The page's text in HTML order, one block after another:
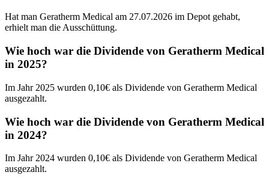
Hat man Geratherm Medical am 27.07.2026 im Depot gehabt,
erhielt man die Ausschüttung.
Wie hoch war die Dividende von Geratherm Medical
in 2025?
Im Jahr 2025 wurden 0,10€ als Dividende von Geratherm Medical
ausgezahlt.
Wie hoch war die Dividende von Geratherm Medical
in 2024?
Im Jahr 2024 wurden 0,10€ als Dividende von Geratherm Medical
ausgezahlt.